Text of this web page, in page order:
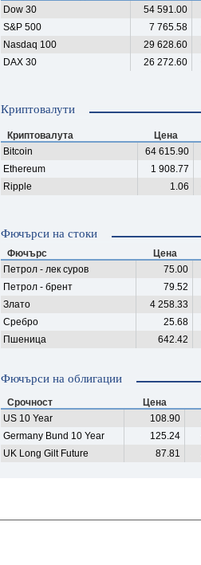
Dow 30
54 591.00
S&P 500
7 765.58
Nasdaq 100
29 628.60
DAX 30
26 272.60
Криптовалути
Криптовалута Цена
Bitcoin
64 615.90
Ethereum
1 908.77
Ripple
1.06
Фючърси на стоки
Фючърс Цена
Петрол - лек суров
75.00
Петрол - брент
79.52
Злато
4 258.33
Сребро
25.68
Пшеница
642.42
Фючърси на облигации
Срочност Цена
US 10 Year
108.90
Germany Bund 10 Year
125.24
UK Long Gilt Future
87.81